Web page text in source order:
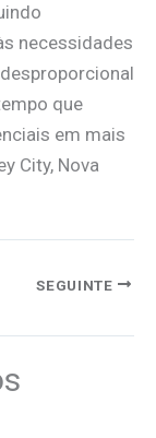
necessidades
que
em mais
City, Nova
SEGUINTE